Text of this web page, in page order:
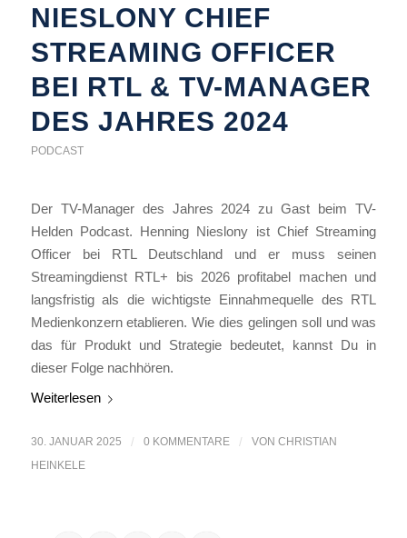
NIESLONY CHIEF
STREAMING OFFICER
BEI RTL & TV-MANAGER
DES JAHRES 2024
PODCAST
Der TV-Manager des Jahres 2024 zu Gast beim TV-
Helden Podcast. Henning Nieslony ist Chief Streaming
Officer bei RTL Deutschland und er muss seinen
Streamingdienst RTL+ bis 2026 profitabel machen und
langsfristig als die wichtigste Einnahmequelle des RTL
Medienkonzern etablieren. Wie dies gelingen soll und was
das für Produkt und Strategie bedeutet, kannst Du in
dieser Folge nachhören.
Weiterlesen
30. JANUAR 2025 / 0 KOMMENTARE / VON CHRISTIAN
HEINKELE